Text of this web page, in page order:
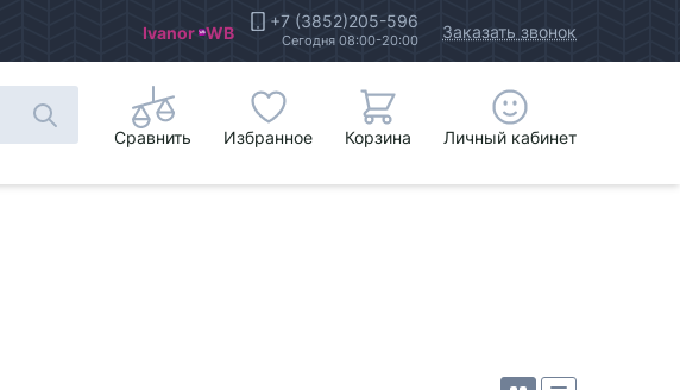
Ivanor WB +7 (3852)205-596
Сегодня 08:00-20:00 Заказать звонок
Сравнить Избранное Корзина Личный кабинет